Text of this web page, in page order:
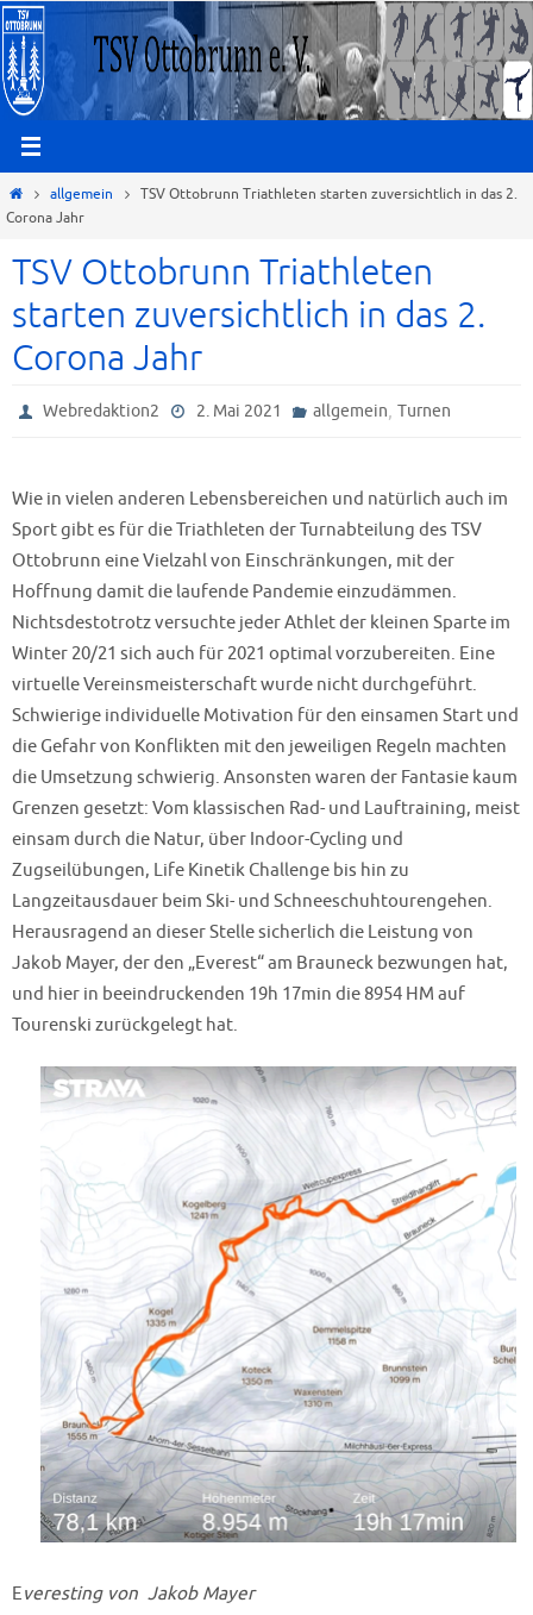
Zum
Inhalt
springen
Startallgemein
TSV Ottobrunn Triathleten starten zuversichtlich in das 2.
Corona Jahr
TSV Ottobrunn Triathleten
starten zuversichtlich in das 2.
Corona Jahr
Webredaktion2 2. Mai 2021 allgemein, Turnen
Wie in vielen anderen Lebensbereichen und natürlich auch im
Sport gibt es für die Triathleten der Turnabteilung des TSV
Ottobrunn eine Vielzahl von Einschränkungen, mit der
Hoffnung damit die laufende Pandemie einzudämmen.
Nichtsdestotrotz versuchte jeder Athlet der kleinen Sparte im
Winter 20/21 sich auch für 2021 optimal vorzubereiten. Eine
virtuelle Vereinsmeisterschaft wurde nicht durchgeführt.
Schwierige individuelle Motivation für den einsamen Start und
die Gefahr von Konflikten mit den jeweiligen Regeln machten
die Umsetzung schwierig. Ansonsten waren der Fantasie kaum
Grenzen gesetzt: Vom klassischen Rad- und Lauftraining, meist
einsam durch die Natur, über Indoor-Cycling und
Zugseilübungen, Life Kinetik Challenge bis hin zu
Langzeitausdauer beim Ski- und Schneeschuhtourengehen.
Herausragend an dieser Stelle sicherlich die Leistung von
Jakob Mayer, der den „Everest“ am Brauneck bezwungen hat,
und hier in beeindruckenden 19h 17min die 8954 HM auf
Tourenski zurückgelegt hat.
Everesting von Jakob Mayer